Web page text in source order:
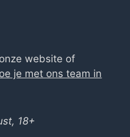
website of
je met ons team in
18+